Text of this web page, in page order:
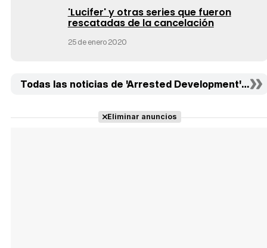
'Lucifer' y otras series que fueron
rescatadas de la cancelación
25 de enero 2020
Todas las noticias de 'Arrested Development' (15)
Eliminar anuncios